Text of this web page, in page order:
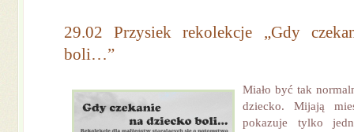
29.02 Przysiek rekolekcje „Gdy
boli…”
Miało być tak
dziecko. Mijają
pokazuje tylko